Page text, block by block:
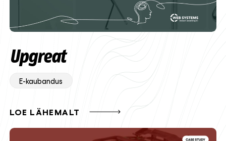
Upgreat
E-kaubandus
LOE LÄHEMALT